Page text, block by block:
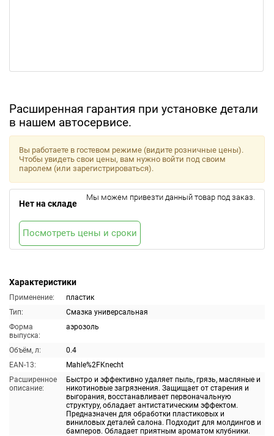
Расширенная гарантия при установке детали
в нашем автосервисе.
Характеристики
Применение:
пластик
Тип:
Смазка универсальная
Форма
выпуска:
аэрозоль
Объём, л:
0.4
EAN-13:
Mahle%2FKnecht
Расширенное
описание:
Быстро и эффективно удаляет пыль, грязь, масляные и
никотиновые загрязнения. Защищает от старения и
выгорания, восстанавливает первоначальную
структуру, обладает антистатическим эффектом.
Предназначен для обработки пластиковых и
виниловых деталей салона. Подходит для молдингов и
бамперов. Обладает приятным ароматом клубники.
Вы работаете в гостевом режиме (видите розничные цены).
Чтобы увидеть свои цены, вам нужно войти под своим
паролем (или зарегистрироваться).
Нет на складе
Мы можем привезти данный товар под заказ.
Посмотреть цены и сроки